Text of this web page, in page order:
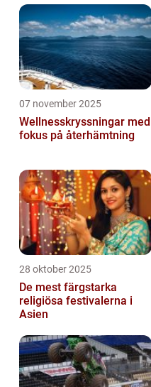
07 november 2025
Wellnesskryssningar med
fokus på återhämtning
28 oktober 2025
De mest färgstarka
religiösa festivalerna i
Asien